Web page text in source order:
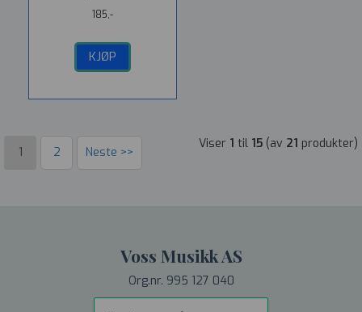
185,-
KJØP
1 2 Neste >>
Viser 1 til 15 (av 21 produkter)
Voss Musikk AS
Org.nr. 995 127 040